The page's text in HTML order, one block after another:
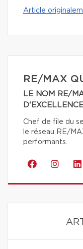
Article
RE/MAX
LE NOM RE/
Chef de file du
le réseau RE/
performants.